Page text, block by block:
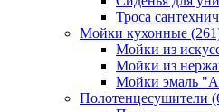
Троса
Мойки кухонные
Мойки из
Мойки из
Мойки эмаль
Полотенцесушители